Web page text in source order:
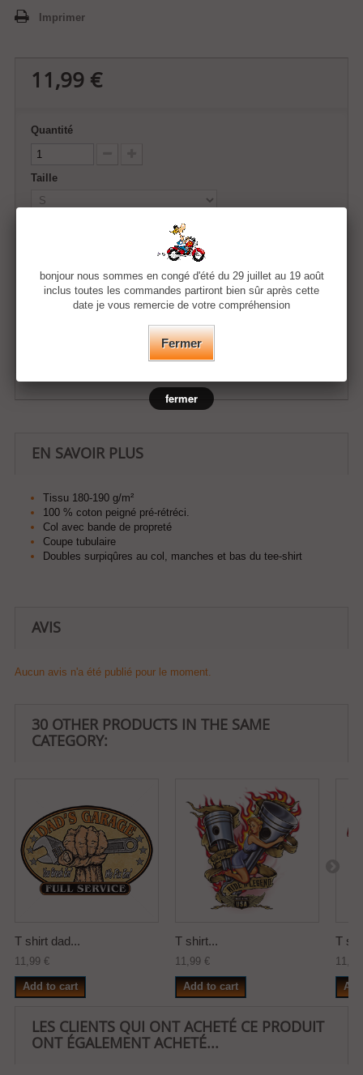
Imprimer
11,99 €
Quantité
Taille
Ajouter au panier
Ajouter à ma liste d'envies
EN SAVOIR PLUS
Tissu 180-190 g/m²
100 % coton peigné pré-rétréci.
Col avec bande de propreté
Coupe tubulaire
Doubles surpiqûres au col, manches et bas du tee-shirt
AVIS
Aucun avis n'a été publié pour le moment.
30 OTHER PRODUCTS IN THE SAME
CATEGORY:
T shirt dad...
11,99 €
Add to cart
T shirt...
11,99 €
Add to cart
T
LES CLIENTS QUI ONT ACHETÉ CE PRODUIT
ONT ÉGALEMENT ACHETÉ...
bonjour nous sommes en congé d'été du 29 juillet au 19 août
inclus toutes les commandes partiront bien sûr après cette
date je vous remercie de votre compréhension
Fermer
fermer